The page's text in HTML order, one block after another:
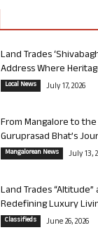
Land Trades
Address Where
Local News July 17, 2026
From Mangalore to
Guruprasad Bhat’s
Mangalorean News July 13,
Land Trades
Redefining Luxury
Classifieds June 26, 2026